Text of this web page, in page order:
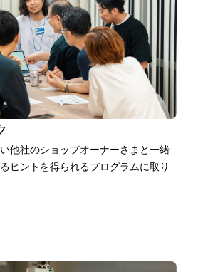
他社のショップオーナーさまと一緒
ヒントを得られるプログラムに取り